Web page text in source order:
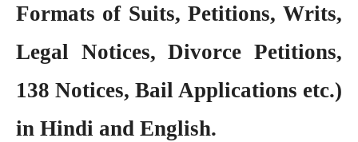
Formats of Suits, Petitions, Writs,
Legal Notices, Divorce Petitions,
138 Notices, Bail Applications etc.)
in Hindi and English.